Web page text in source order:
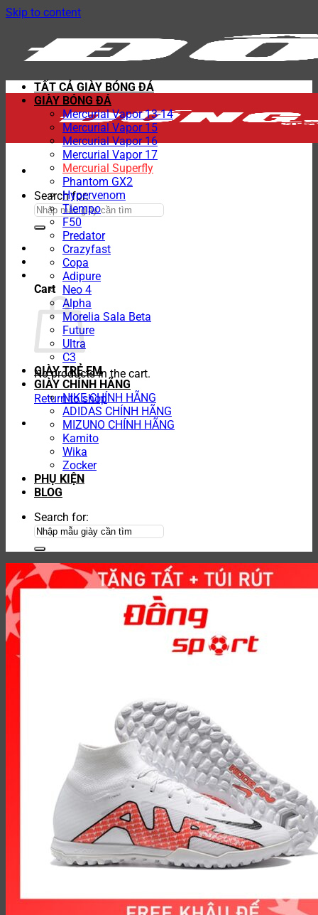
Skip to content
Search for:
Cart
No products in the cart.
Return to shop
TẤT CẢ GIÀY BÓNG ĐÁ
GIÀY BÓNG ĐÁ
Mercurial Vapor 13-14
Mercurial Vapor 15
Mercurial Vapor 16
Mercurial Vapor 17
Mercurial Superfly
Phantom GX2
Hypervenom
Tiempo
F50
Predator
Crazyfast
Copa
Adipure
Neo 4
Alpha
Morelia Sala Beta
Future
Ultra
C3
GIÀY TRẺ EM
GIÀY CHÍNH HÃNG
NIKE CHÍNH HÃNG
ADIDAS CHÍNH HÃNG
MIZUNO CHÍNH HÃNG
Kamito
Wika
Zocker
PHỤ KIỆN
BLOG
Search for: